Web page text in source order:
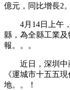
億元，同比增長2
4月14日上午，
縣，為全縣工業
報。。。
近日，深圳中
《運城市十五五
地。。！